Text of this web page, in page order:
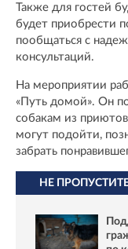
Также для гостей
будет приобрести
пообщаться с
консультаций.
На мероприятии
«Путь домой». Он
собакам из
могут подойти,
забрать
НЕ